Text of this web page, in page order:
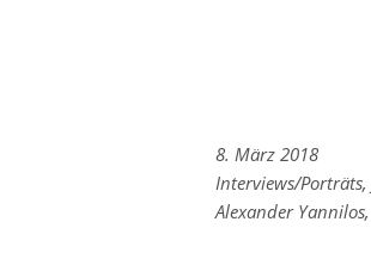
8. März 2018
Links
zu
Interviews/Porträts,
Links
Alexander Yannilos,